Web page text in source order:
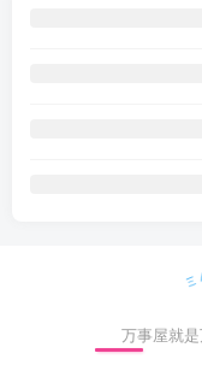
万事屋就是